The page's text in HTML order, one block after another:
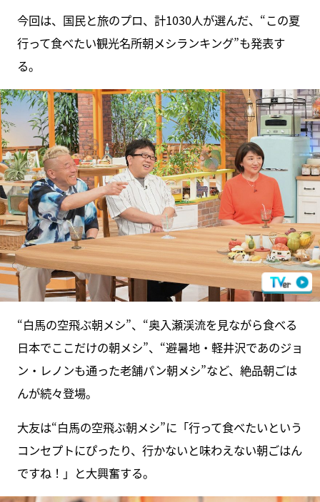
今回は、国民と旅のプロ、計1030人が選んだ、“この夏
行って食べたい観光名所朝メシランキング”も発表す
る。
“白馬の空飛ぶ朝メシ”、“奥入瀬渓流を見ながら食べる
日本でここだけの朝メシ”、“避暑地・軽井沢であのジョ
ン・レノンも通った老舗パン朝メシ”など、絶品朝ごは
んが続々登場。
大友は“白馬の空飛ぶ朝メシ”に「行って食べたいという
コンセプトにぴったり、行かないと味わえない朝ごはん
ですね！」と大興奮する。